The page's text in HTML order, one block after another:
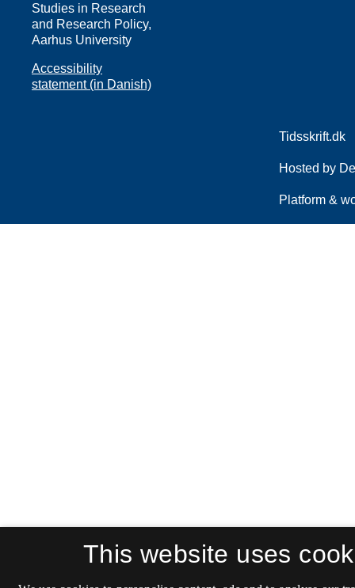
Studies in Research
and Research Policy,
Aarhus University
Accessibility
statement (in Danish)
This website uses